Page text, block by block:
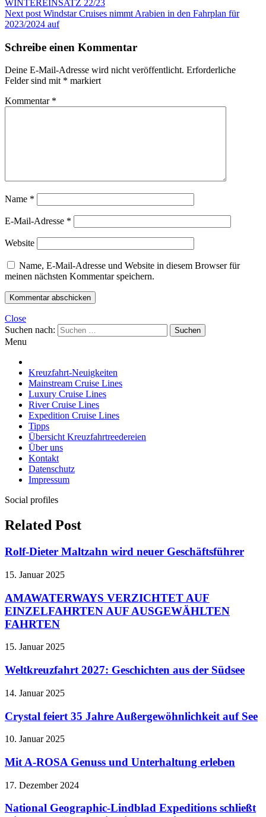
WINTEREINSATZ 22/23
Next post Windstar Cruises nimmt Arabien in den Fahrplan für
2023/2024 auf
Schreibe einen Kommentar
Deine E-Mail-Adresse wird nicht veröffentlicht. Erforderliche
Felder sind mit * markiert
Kommentar *
Name *
E-Mail-Adresse *
Website
Name, E-Mail-Adresse und Website in diesem Browser für
meinen nächsten Kommentar speichern.
Close
Suchen nach:
Menu
Kreuzfahrt-Neuigkeiten
Mainstream Cruise Lines
Luxury Cruise Lines
River Cruise Lines
Expedition Cruise Lines
Tipps
Übersicht Kreuzfahrtreedereien
Über uns
Kontakt
Datenschutz
Impressum
Social profiles
Related Post
Rolf-Dieter Maltzahn wird neuer Geschäftsführer
15. Januar 2025
AMAWATERWAYS VERZICHTET AUF
EINZELFAHRTEN AUF AUSGEWÄHLTEN
FAHRTEN
15. Januar 2025
Weltkreuzfahrt 2027: Geschichten aus der Südsee
14. Januar 2025
Crystal feiert 35 Jahre Außergewöhnlichkeit auf See
10. Januar 2025
Mit A-ROSA Genuss und Unterhaltung erleben
17. Dezember 2024
National Geographic-Lindblad Expeditions schließt